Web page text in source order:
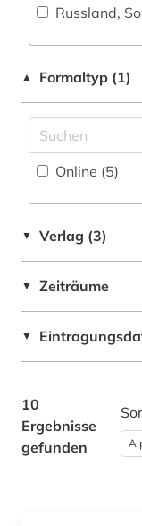
▲ Formaltyp (1)
Online (5)
▼ Verlag (3)
▼ Zeiträume
▼
10
Ergebnisse
gefunden